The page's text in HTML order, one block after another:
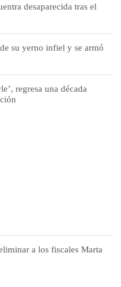
desaparecida tras el
su yerno infiel y se armó
regresa una década
a los fiscales Marta